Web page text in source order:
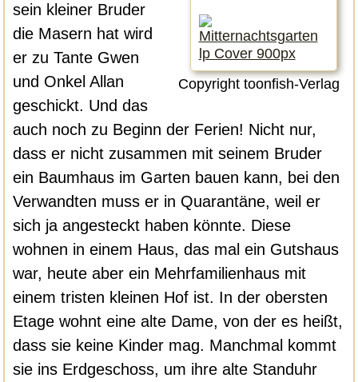
Copyright toonfish-Verlag
sein kleiner Bruder
die Masern hat wird
er zu Tante Gwen
und Onkel Allan
geschickt. Und das
auch noch zu Beginn der Ferien! Nicht nur,
dass er nicht zusammen mit seinem Bruder
ein Baumhaus im Garten bauen kann, bei den
Verwandten muss er in Quarantäne, weil er
sich ja angesteckt haben könnte. Diese
wohnen in einem Haus, das mal ein Gutshaus
war, heute aber ein Mehrfamilienhaus mit
einem tristen kleinen Hof ist. In der obersten
Etage wohnt eine alte Dame, von der es heißt,
dass sie keine Kinder mag. Manchmal kommt
sie ins Erdgeschoss, um ihre alte Standuhr